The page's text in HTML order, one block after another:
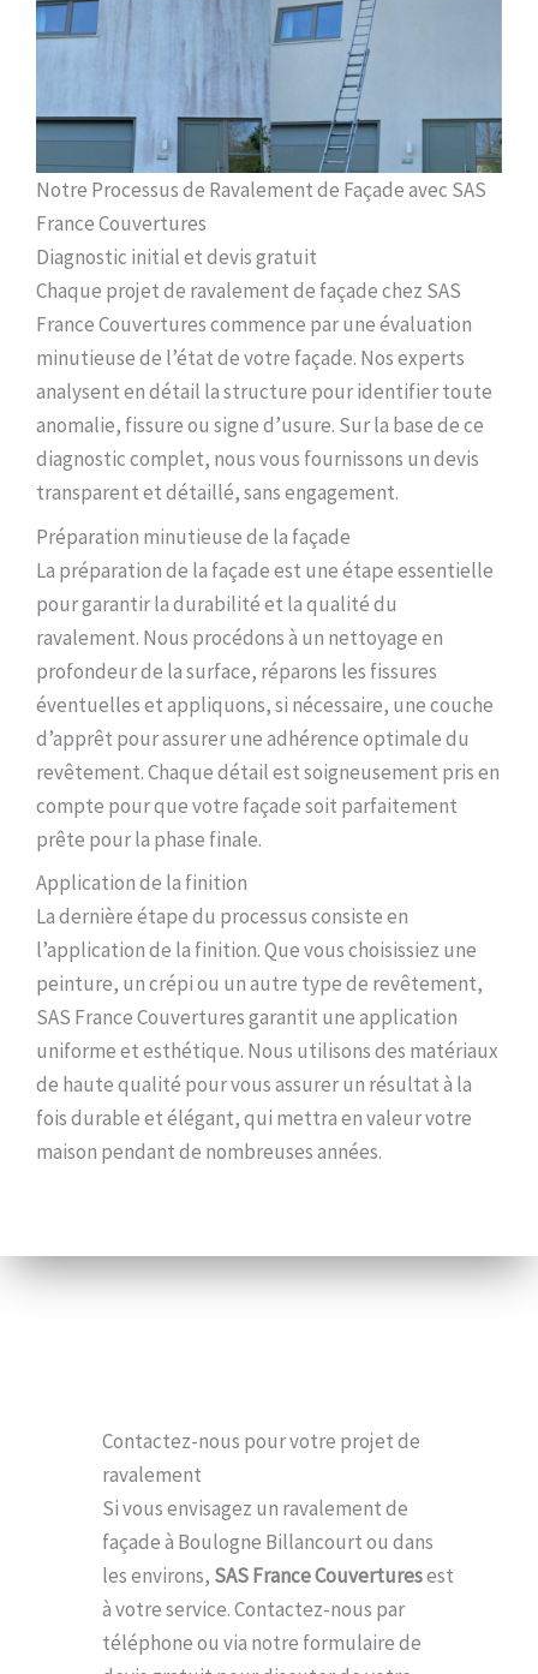
Notre Processus de Ravalement de Façade avec SAS
France Couvertures
Diagnostic initial et devis gratuit
Chaque projet de ravalement de façade chez SAS
France Couvertures commence par une évaluation
minutieuse de l’état de votre façade. Nos experts
analysent en détail la structure pour identifier toute
anomalie, fissure ou signe d’usure. Sur la base de ce
diagnostic complet, nous vous fournissons un devis
transparent et détaillé, sans engagement.
Préparation minutieuse de la façade
La préparation de la façade est une étape essentielle
pour garantir la durabilité et la qualité du
ravalement. Nous procédons à un nettoyage en
profondeur de la surface, réparons les fissures
éventuelles et appliquons, si nécessaire, une couche
d’apprêt pour assurer une adhérence optimale du
revêtement. Chaque détail est soigneusement pris en
compte pour que votre façade soit parfaitement
prête pour la phase finale.
Application de la finition
La dernière étape du processus consiste en
l’application de la finition. Que vous choisissiez une
peinture, un crépi ou un autre type de revêtement,
SAS France Couvertures garantit une application
uniforme et esthétique. Nous utilisons des matériaux
de haute qualité pour vous assurer un résultat à la
fois durable et élégant, qui mettra en valeur votre
maison pendant de nombreuses années.
Contactez-nous pour votre projet de
ravalement
Si vous envisagez un ravalement de
façade à Boulogne Billancourt ou dans
les environs, SAS France Couverturesest
à votre service. Contactez-nous par
téléphone ou via notre formulaire de